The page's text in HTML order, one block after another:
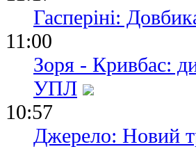
Гасперіні:
11:00
Зоря - Кривбас:
УПЛ
10:57
Джерело: Новий